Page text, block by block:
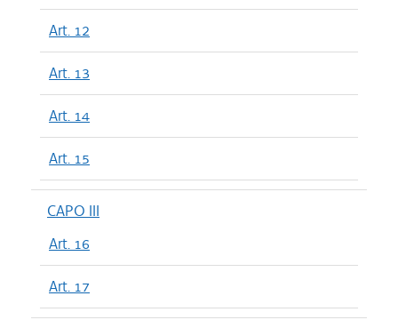
Art. 12
Art. 13
Art. 14
Art. 15
CAPO III
Art. 16
Art. 17